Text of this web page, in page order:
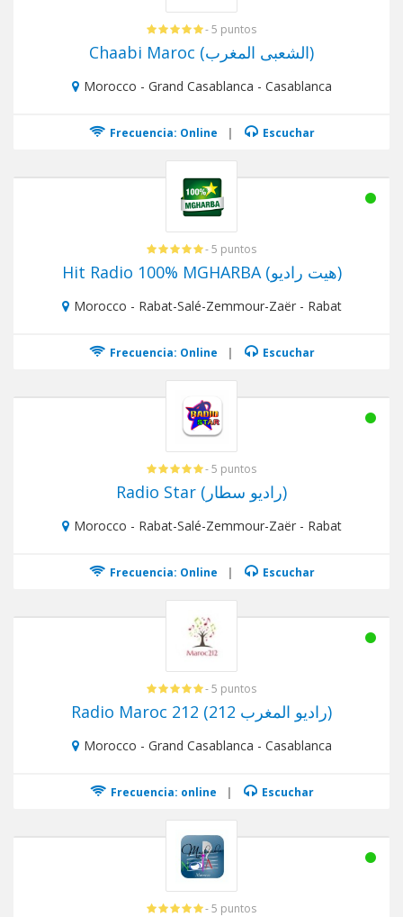
- 5 puntos
Chaabi Maroc (الشعبى المغرب)
Morocco - Grand Casablanca - Casablanca
Frecuencia: Online | Escuchar
- 5 puntos
Hit Radio 100% MGHARBA (هيت راديو)
Morocco - Rabat-Salé-Zemmour-Zaër - Rabat
Frecuencia: Online | Escuchar
- 5 puntos
Radio Star (راديو سطار)
Morocco - Rabat-Salé-Zemmour-Zaër - Rabat
Frecuencia: Online | Escuchar
- 5 puntos
Radio Maroc 212 (راديو المغرب 212)
Morocco - Grand Casablanca - Casablanca
Frecuencia: online | Escuchar
- 5 puntos